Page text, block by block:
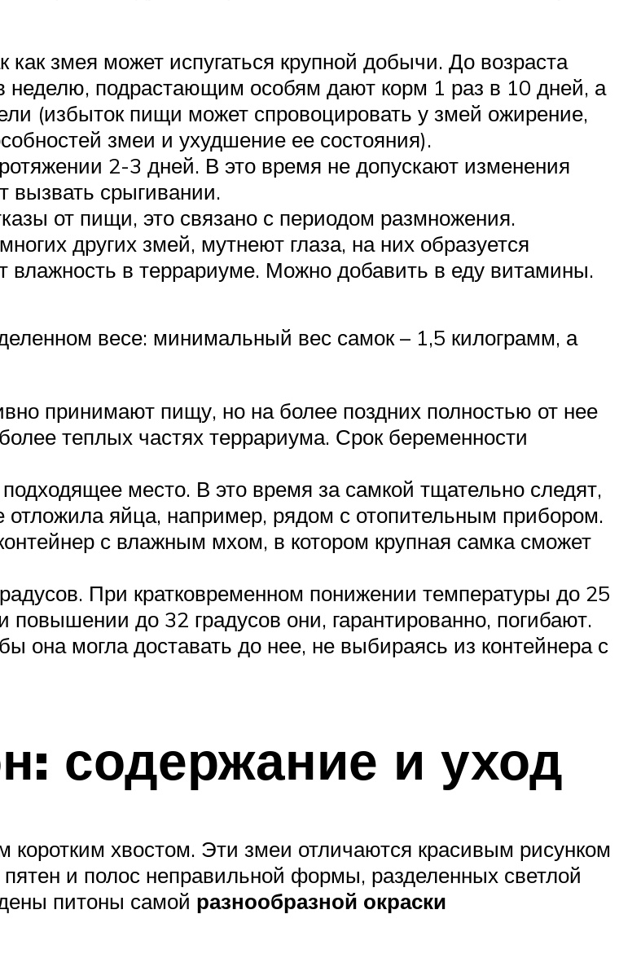
змея может испугаться крупной добычи. До возраста
неделю, подрастающим особям дают корм 1 раз в 10 дней, а
(избыток пищи может спровоцировать у змей ожирение,
змеи и ухудшение ее состояния).
2-3 дней. В это время не допускают изменения
вызвать срыгивании.
от пищи, это связано с периодом размножения.
других змей, мутнеют глаза, на них образуется
в террариуме. Можно добавить в еду витамины.
весе: минимальный вес самок – 1,5 килограмм, а
принимают пищу, но на более поздних полностью от нее
теплых частях террариума. Срок беременности
место. В это время за самкой тщательно следят,
яйца, например, рядом с отопительным прибором.
с влажным мхом, в котором крупная самка сможет
При кратковременном понижении температуры до 25
до 32 градусов они, гарантированно, погибают.
она могла доставать до нее, не выбираясь из контейнера с
содержание и уход
хвостом. Эти змеи отличаются красивым рисунком
и полос неправильной формы, разделенных светлой
питоны самой разнообразной окраски